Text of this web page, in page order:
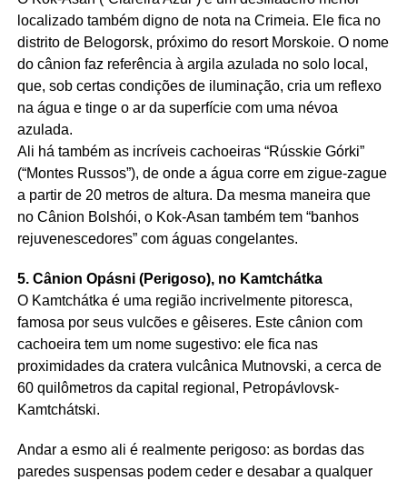
localizado também digno de nota na Crimeia. Ele fica no
distrito de Belogorsk, próximo do resort Morskoie. O nome
do cânion faz referência à argila azulada no solo local,
que, sob certas condições de iluminação, cria um reflexo
na água e tinge o ar da superfície com uma névoa
azulada.
Ali há também as incríveis cachoeiras “Rússkie Górki”
(“Montes Russos”), de onde a água corre em zigue-zague
a partir de 20 metros de altura. Da mesma maneira que
no Cânion Bolshói, o Kok-Asan também tem “banhos
rejuvenescedores” com águas congelantes.
5. Cânion Opásni (Perigoso), no Kamtchátka
O Kamtchátka é uma região incrivelmente pitoresca,
famosa por seus vulcões e gêiseres. Este cânion com
cachoeira tem um nome sugestivo: ele fica nas
proximidades da cratera vulcânica Mutnovski, a cerca de
60 quilômetros da capital regional, Petropávlovsk-
Kamtchátski.
Andar a esmo ali é realmente perigoso: as bordas das
paredes suspensas podem ceder e desabar a qualquer